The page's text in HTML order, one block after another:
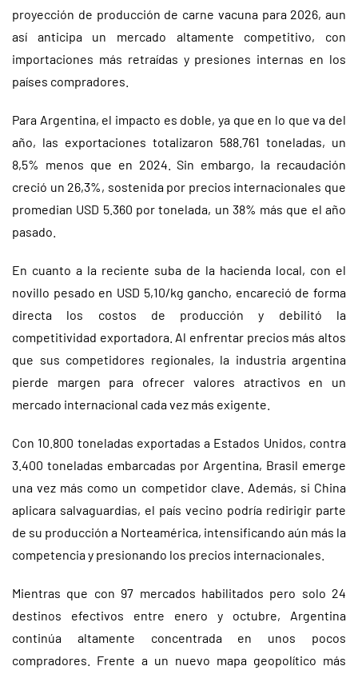
proyección de producción de carne vacuna para 2026, aun
así anticipa un mercado altamente competitivo, con
importaciones más retraídas y presiones internas en los
países compradores.
Para Argentina, el impacto es doble, ya que en lo que va del
año, las exportaciones totalizaron 588.761 toneladas, un
8,5% menos que en 2024. Sin embargo, la recaudación
creció un 26,3%, sostenida por precios internacionales que
promedian USD 5.360 por tonelada, un 38% más que el año
pasado.
En cuanto a la reciente suba de la hacienda local, con el
novillo pesado en USD 5,10/kg gancho, encareció de forma
directa los costos de producción y debilitó la
competitividad exportadora. Al enfrentar precios más altos
que sus competidores regionales, la industria argentina
pierde margen para ofrecer valores atractivos en un
mercado internacional cada vez más exigente.
Con 10.800 toneladas exportadas a Estados Unidos, contra
3.400 toneladas embarcadas por Argentina, Brasil emerge
una vez más como un competidor clave. Además, si China
aplicara salvaguardias, el país vecino podría redirigir parte
de su producción a Norteamérica, intensificando aún más la
competencia y presionando los precios internacionales.
Mientras que con 97 mercados habilitados pero solo 24
destinos efectivos entre enero y octubre, Argentina
continúa altamente concentrada en unos pocos
compradores. Frente a un nuevo mapa geopolítico más